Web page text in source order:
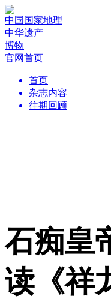
中国国家地理
中华遗产
博物
官网首页
首页
杂志内容
往期回顾
石痴皇
读《祥